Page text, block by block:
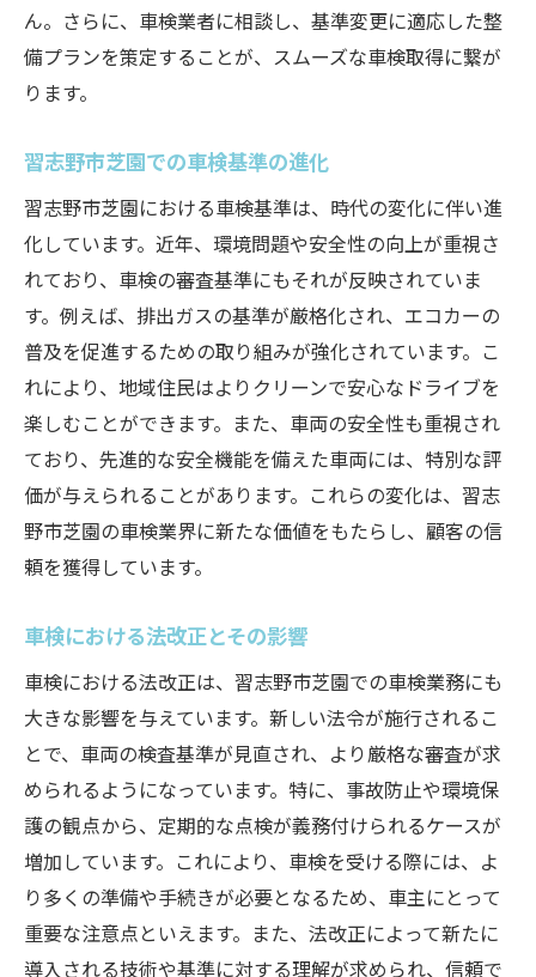
ん。さらに、車検業者に相談し、基準変更に適応した整
備プランを策定することが、スムーズな車検取得に繋が
ります。
習志野市芝園での車検基準の進化
習志野市芝園における車検基準は、時代の変化に伴い進
化しています。近年、環境問題や安全性の向上が重視さ
れており、車検の審査基準にもそれが反映されていま
す。例えば、排出ガスの基準が厳格化され、エコカーの
普及を促進するための取り組みが強化されています。こ
れにより、地域住民はよりクリーンで安心なドライブを
楽しむことができます。また、車両の安全性も重視され
ており、先進的な安全機能を備えた車両には、特別な評
価が与えられることがあります。これらの変化は、習志
野市芝園の車検業界に新たな価値をもたらし、顧客の信
頼を獲得しています。
車検における法改正とその影響
車検における法改正は、習志野市芝園での車検業務にも
大きな影響を与えています。新しい法令が施行されるこ
とで、車両の検査基準が見直され、より厳格な審査が求
められるようになっています。特に、事故防止や環境保
護の観点から、定期的な点検が義務付けられるケースが
増加しています。これにより、車検を受ける際には、よ
り多くの準備や手続きが必要となるため、車主にとって
重要な注意点といえます。また、法改正によって新たに
導入される技術や基準に対する理解が求められ、信頼で